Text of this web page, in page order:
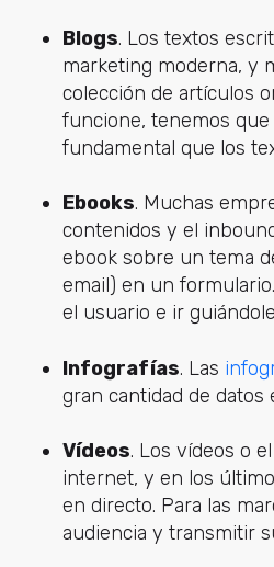
Blogs. Los textos
marketing moderna, y
colección de artículos
funcione, tenemos
fundamental que los
Ebooks. Muchas
contenidos y el
ebook sobre un tema
email) en un
el usuario e ir
Infografías. Las
gran cantidad de
Vídeos. Los vídeos o el
internet, y en los
en directo. Para las
audiencia y transmitir